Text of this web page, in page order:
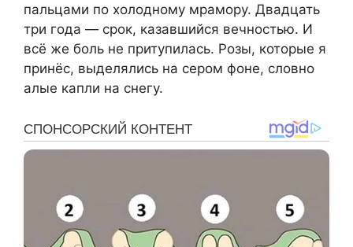
пальцами по холодному мрамору. Двадцать
три года — срок, казавшийся вечностью. И
всё же боль не притупилась. Розы, которые я
принёс, выделялись на сером фоне, словно
алые капли на снегу.